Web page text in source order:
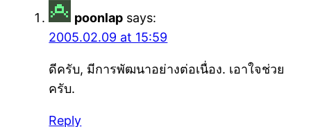
poonlap says:
2005.02.09 at 15:59
ดีครับ, มีการพัฒนาอย่างต่อเนื่อง. เอาใจช่วย
ครับ.
Reply